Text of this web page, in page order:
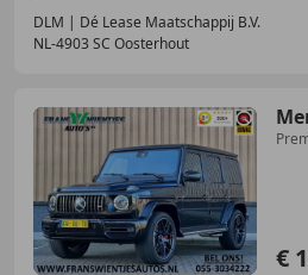
DLM | Dé Lease Maatschappij B.V.
NL-4903 SC Oosterhout
€